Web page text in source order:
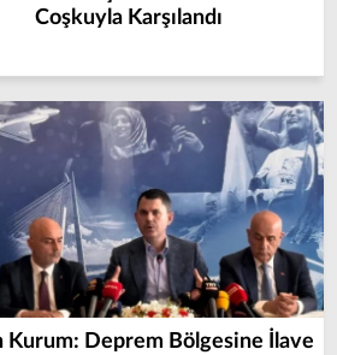
Coşkuyla Karşılandı
Kurum: Deprem Bölgesine İlave